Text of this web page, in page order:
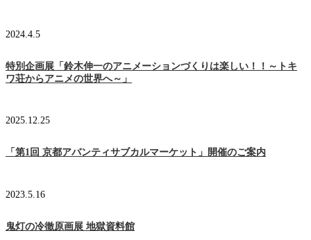
2024.4.5
特別企画展「鈴木伸一のアニメーションづくりは楽しい！！～トキ
ワ荘からアニメの世界へ～」
2025.12.25
「第1回 京都アバンティサブカルマーケット」開催のご案内
2023.5.16
鬼灯の冷徹原画展 地獄資料館